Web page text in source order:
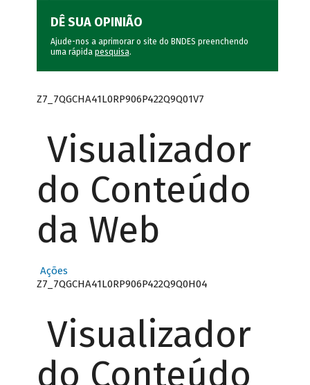
DÊ SUA OPINIÃO
Ajude-nos a aprimorar o site do BNDES preenchendo
uma rápida pesquisa.
Z7_7QGCHA41L0RP906P422Q9Q01V7
Visualizador
do Conteúdo
da Web
Ações
Z7_7QGCHA41L0RP906P422Q9Q0H04
Visualizador
do Conteúdo